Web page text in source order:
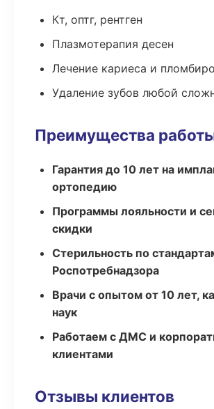
Кт, оптг, рентген
Плазмотерапия десен
Лечение кариеса и
Удаление зубов любой
Преимущества
Гарантия до 10 лет на
ортопедию
Программы лояльности и
скидки
Стерильность по
Роспотребнадзора
Врачи с опытом от 10 лет,
наук
Работаем с ДМС и
клиентами
Отзывы клиентов